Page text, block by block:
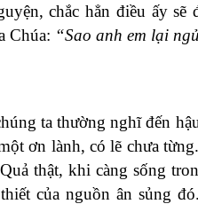
chắc hẳn điều ấy
Chúa: “Sao anh em lại
ta thường nghĩ đến
ơn lành, có lẽ chưa
thật, khi càng sống
của nguồn ân sủng